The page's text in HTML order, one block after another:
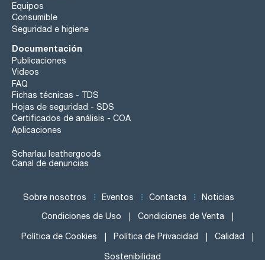
Equipos
Consumible
Seguridad e higiene
Documentación
Publicaciones
Videos
FAQ
Fichas técnicas - TDS
Hojas de seguridad - SDS
Certificados de análisis - COA
Aplicaciones
Scharlau leathergoods
Canal de denuncias
Sobre nosotros Eventos Contacta Noticias
Condiciones de Uso Condiciones de Venta
Política de Cookies Política de Privacidad Calidad
Sostenibilidad